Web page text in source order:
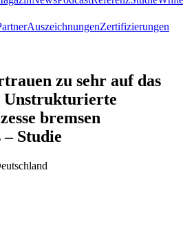
AuszeichnungenZertifizierungen
zu sehr auf das
Unstrukturierte
bremsen
Studie